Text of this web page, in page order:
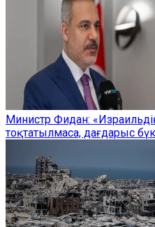
Министр Фидан:
тоқтатылмаса, дағдарыс